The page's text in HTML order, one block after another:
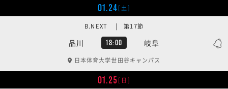
01.24[土]
品川 18:00 岐阜
B.NEXT | 第17節
日本体育大学世田谷キャンパス
01.25[日]